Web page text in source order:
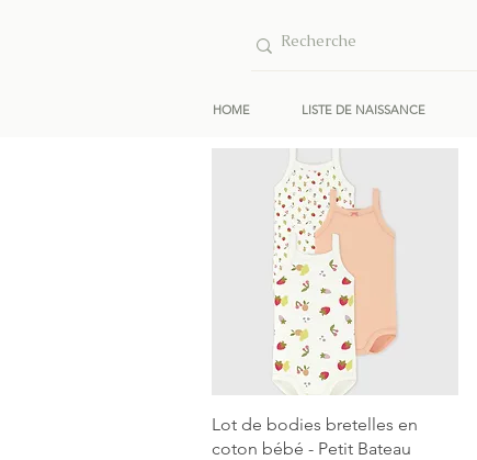
HOME LISTE DE NAISSANCE
Aperçu rapide
Lot de bodies bretelles en
coton bébé - Petit Bateau